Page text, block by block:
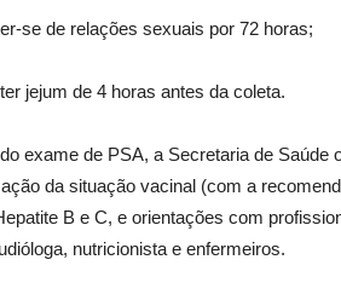
se de relações sexuais por 72 horas;
jejum de 4 horas antes da coleta.
exame de PSA, a Secretaria de Saúde
da situação vacinal (com a
B e C, e orientações com
nutricionista e enfermeiros.